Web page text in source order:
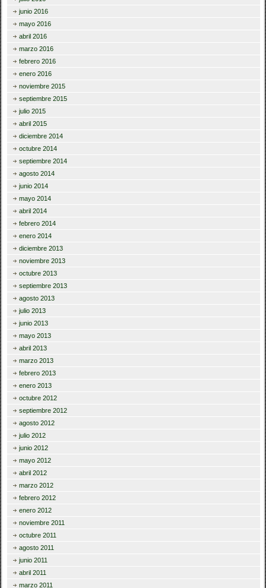
junio 2016
mayo 2016
abril 2016
marzo 2016
febrero 2016
enero 2016
noviembre 2015
septiembre 2015
julio 2015
abril 2015
diciembre 2014
octubre 2014
septiembre 2014
agosto 2014
junio 2014
mayo 2014
abril 2014
febrero 2014
enero 2014
diciembre 2013
noviembre 2013
octubre 2013
septiembre 2013
agosto 2013
julio 2013
junio 2013
mayo 2013
abril 2013
marzo 2013
febrero 2013
enero 2013
octubre 2012
septiembre 2012
agosto 2012
julio 2012
junio 2012
mayo 2012
abril 2012
marzo 2012
febrero 2012
enero 2012
noviembre 2011
octubre 2011
agosto 2011
junio 2011
abril 2011
marzo 2011